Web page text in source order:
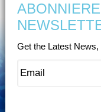
Get the Latest